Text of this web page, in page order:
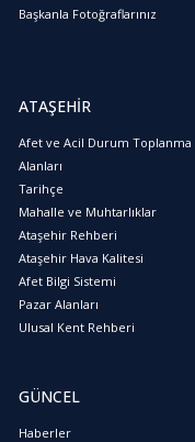
Başkanla Fotoğraflarınız
ATAŞEHİR
Afet ve Acil Durum Toplanma
Alanları
Tarihçe
Mahalle ve Muhtarlıklar
Ataşehir Rehberi
Ataşehir Hava Kalitesi
Afet Bilgi Sistemi
Pazar Alanları
Ulusal Kent Rehberi
GÜNCEL
Haberler